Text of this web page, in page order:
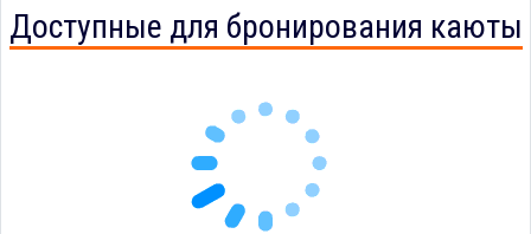
Доступные для бронирования каюты